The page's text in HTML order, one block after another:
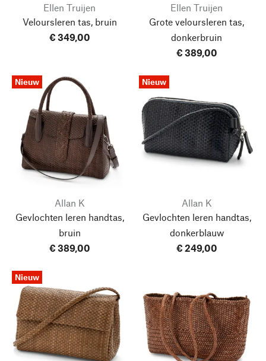
Ellen Truijen
Veloursleren tas, bruin
€ 349,00
Ellen Truijen
Grote veloursleren tas,
donkerbruin
€ 389,00
Nieuw
Allan K
Gevlochten leren handtas,
bruin
€ 389,00
Nieuw
Allan K
Gevlochten leren handtas,
donkerblauw
€ 249,00
Nieuw